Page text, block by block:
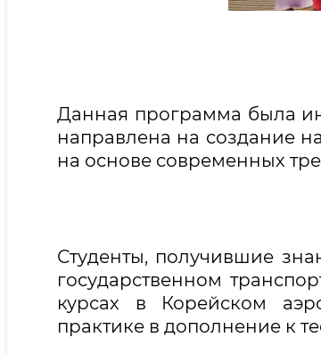
Данная программа была
направлена на создание
на основе современных
Студенты, получившие
государственном
курсах в Корейском
практике в дополнение к